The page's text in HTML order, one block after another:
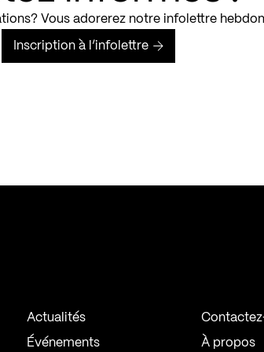
Vous adorerez notre infolettre
Inscription à l’infolettre
Actualités
Événements À propos